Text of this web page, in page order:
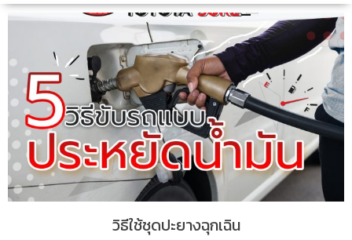
วิธีใช้ชุดปะยางฉุกเฉิน